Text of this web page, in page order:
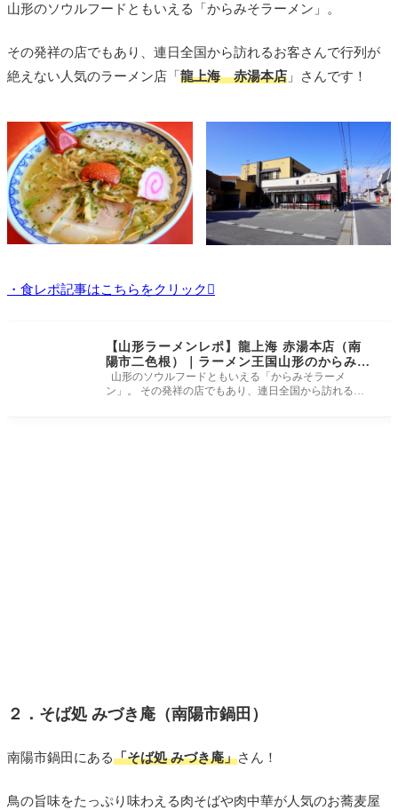
山形のソウルフードともいえる「からみそラーメン」。
その発祥の店でもあり、連日全国から訪れるお客さんで行列が
絶えない人気のラーメン店「龍上海 赤湯本店 」さんです！
・食レポ記事はこちらをクリック
【山形ラーメンレポ】龍上海 赤湯本店（南
陽市二色根）｜ラーメン王国山形のからみそ
ラーメン発祥のお店
山形のソウルフードともいえる「からみそラーメ
ン」。 その発祥の店でもあり、連日全国から訪れるお
２．そば処 みづき庵（南陽市鍋田）
南陽市鍋田にある「そば処 みづき庵」さん！
鳥の旨味をたっぷり味わえる肉そばや肉中華が人気のお蕎麦屋